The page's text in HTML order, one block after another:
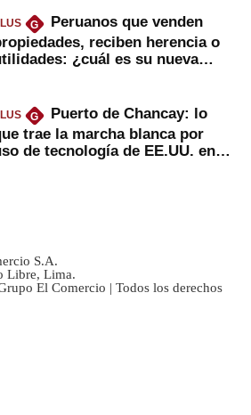
G
Peruanos que venden
reciben herencia o
¿cuál es su nueva
G
Puerto de Chancay: lo
trae la marcha blanca por
de tecnología de EE.UU. en
S.A.
Libre, Lima.
El Comercio | Todos los derechos